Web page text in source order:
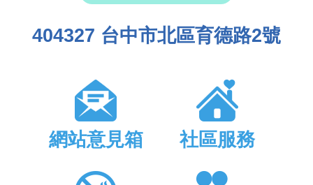
404327 台中市北區育德路2號
網站意見箱 社區服務